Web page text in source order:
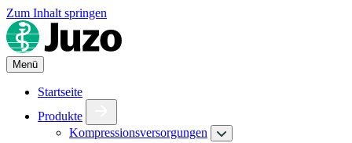
Zum Inhalt springen
Menü
Startseite
Produkte
Kompressionsversorgungen